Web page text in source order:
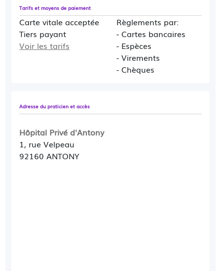
Tarifs et moyens de paiement
Carte vitale acceptée
Tiers payant
Voir les tarifs
Règlements par:
- Cartes bancaires
- Espèces
- Virements
- Chèques
Adresse du praticien et accès
Hôpital Privé d'Antony
1, rue Velpeau
92160 ANTONY